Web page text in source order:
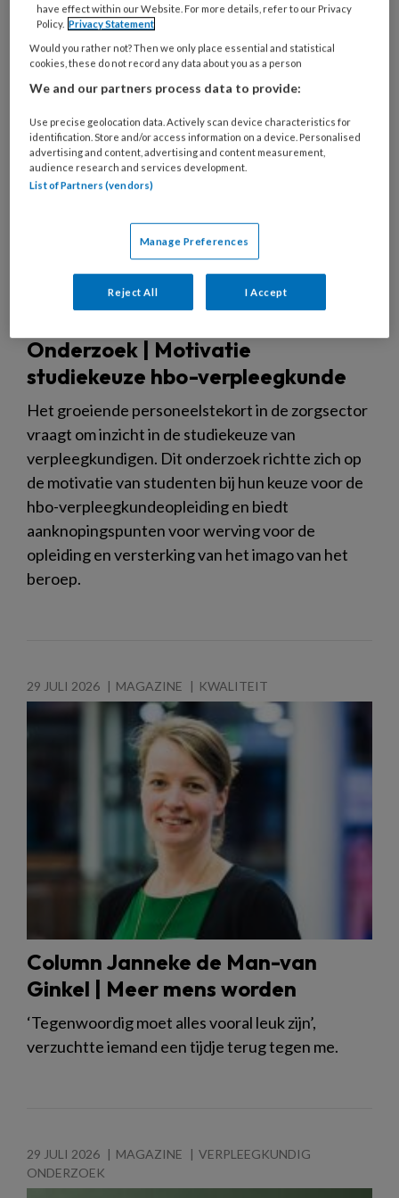
29 JULI 2026 MAGAZINE OPLEIDING
Onderzoek | Motivatie
studiekeuze hbo-verpleegkunde
Het groeiende personeelstekort in de zorgsector
vraagt om inzicht in de studiekeuze van
verpleegkundigen. Dit onderzoek richtte zich op
de motivatie van studenten bij hun keuze voor de
hbo-verpleegkundeopleiding en biedt
aanknopingspunten voor werving voor de
opleiding en versterking van het imago van het
beroep.
29 JULI 2026 MAGAZINE KWALITEIT
Column Janneke de Man-van
Ginkel | Meer mens worden
‘Tegenwoordig moet alles vooral leuk zijn’,
verzuchtte iemand een tijdje terug tegen me.
29 JULI 2026 MAGAZINE
VERPLEEGKUNDIG
ONDERZOEK
have effect within our Website. For more details, refer to our Privacy
Policy. Privacy Statement
Would you rather not? Then we only place essential and statistical
cookies, these do not record any data about you as a person
We and our partners process data to provide:
Use precise geolocation data. Actively scan device characteristics for
identification. Store and/or access information on a device. Personalised
advertising and content, advertising and content measurement,
audience research and services development.
List of Partners (vendors)
Manage Preferences
Reject All I Accept